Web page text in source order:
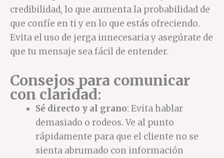
credibilidad, lo que aumenta la probabilidad de
que confíe en ti y en lo que estás ofreciendo.
Evita el uso de jerga innecesaria y asegúrate de
que tu mensaje sea fácil de entender.
Consejos para comunicar
con claridad:
Sé directo y al grano: Evita hablar
demasiado o rodeos. Ve al punto
rápidamente para que el cliente no se
sienta abrumado con información